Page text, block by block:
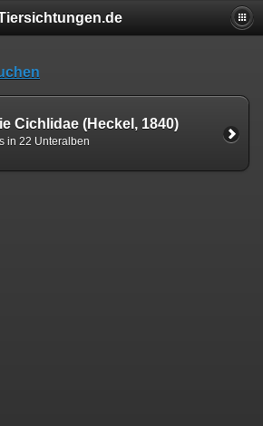
Cichlidae (Heckel, 1840)
in 22 Unteralben